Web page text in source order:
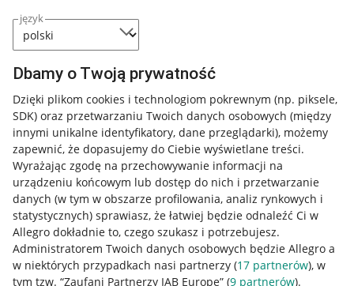
język
Dbamy o Twoją prywatność
Dzięki plikom cookies i technologiom pokrewnym (np. piksele,
SDK) oraz przetwarzaniu Twoich danych osobowych (między
innymi unikalne identyfikatory, dane przeglądarki), możemy
zapewnić, że dopasujemy do Ciebie wyświetlane treści.
Wyrażając zgodę na przechowywanie informacji na
urządzeniu końcowym lub dostęp do nich i przetwarzanie
danych (w tym w obszarze profilowania, analiz rynkowych i
statystycznych) sprawiasz, że łatwiej będzie odnaleźć Ci w
Allegro dokładnie to, czego szukasz i potrzebujesz.
Administratorem Twoich danych osobowych będzie Allegro a
w niektórych przypadkach nasi partnerzy (17 partnerów), w
tym tzw. “Zaufani Partnerzy IAB Europe” (9 partnerów).